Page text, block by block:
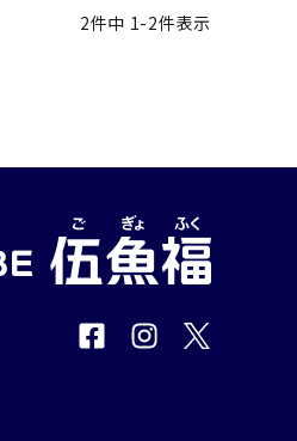
2件中 1-2件表示